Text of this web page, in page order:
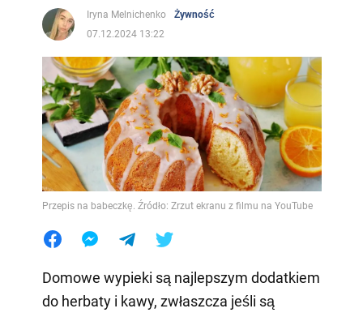
Iryna Melnichenko
Żywność
07.12.2024 13:22
Przepis na babeczkę. Źródło: Zrzut ekranu z filmu na YouTube
Domowe wypieki są najlepszym dodatkiem
do herbaty i kawy, zwłaszcza jeśli są